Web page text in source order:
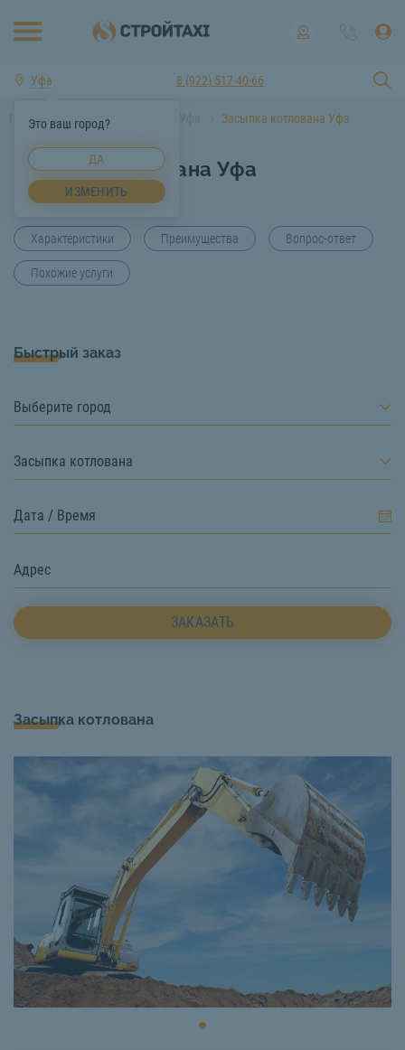
Уфа
Это ваш город?
ДА
ИЗМЕНИТЬ
8 (922) 517-40-66
Главная Услуги спецтехники Уфа Засыпка котлована Уфа
Засыпка котлована Уфа
Характеристики Преимущества Вопрос-ответ
Похожие услуги
Быстрый заказ
Выберите город
Засыпка котлована
ЗАКАЗАТЬ
Засыпка котлована